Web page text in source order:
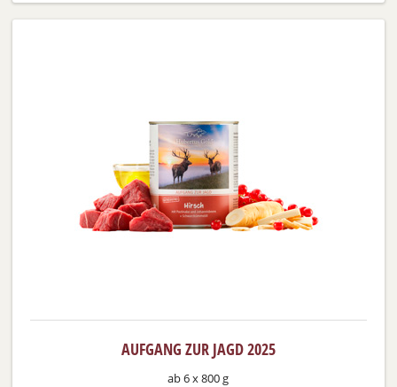
AUFGANG ZUR JAGD 2025
ab 6 x 800 g